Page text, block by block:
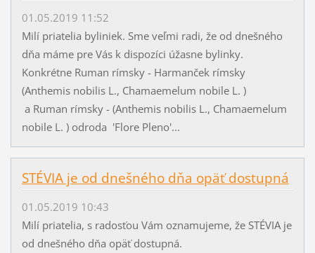
01.05.2019 11:52
Milí priatelia byliniek. Sme veľmi radi, že od dnešného
dňa máme pre Vás k dispozíci úžasne bylinky.
Konkrétne Ruman rímsky - Harmanček rímsky
(Anthemis nobilis L., Chamaemelum nobile L. )
a Ruman rímsky - (Anthemis nobilis L., Chamaemelum
nobile L. ) odroda 'Flore Pleno'...
STÉVIA je od dnešného dňa opäť dostupná
01.05.2019 10:43
Milí priatelia, s radosťou Vám oznamujeme, že STÉVIA je
od dnešného dňa opäť dostupná.